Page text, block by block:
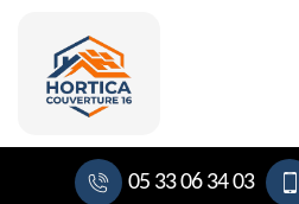
05 33 06 34 03